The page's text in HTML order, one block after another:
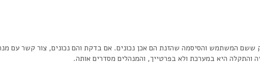
ששם המשתמש והסיסמה שהזנת הם אכן נכונים. אם בדקת והם נכונים, צור קשר עם
היא במערכת ולא בפרטייך, והמנהלים מסדרים אותה.